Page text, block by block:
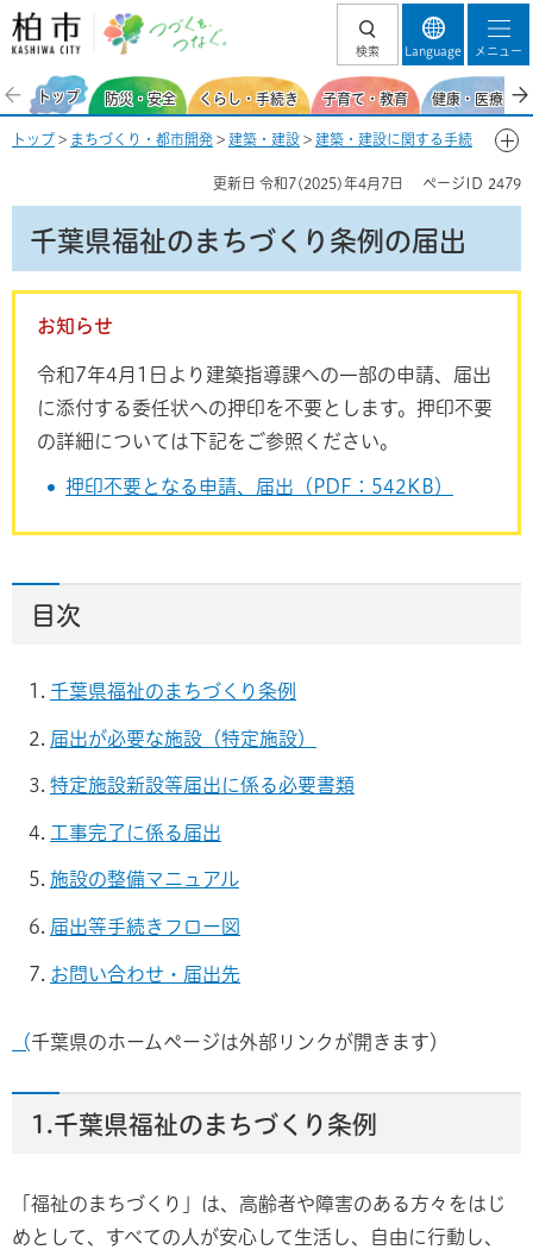
柏市 つづくを、
検索 Language メニュー
トップ 防災・安全 くらし・手続き 子育て・教育 健康・医療・
トップ > まちづくり・都市開発 > 建築・建設 > 建築・建設に関する手続
更新日 令和7(2025)年4月7日 ページID 2479
千葉県福祉のまちづくり条例の届出
お知らせ
令和7年4月1日より建築指導課への一部の申請、届出
に添付する委任状への押印を不要とします。押印不要
の詳細については下記をご参照ください。
押印不要となる申請、届出（PDF：542KB）
目次
千葉県福祉のまちづくり条例
届出が必要な施設（特定施設）
特定施設新設等届出に係る必要書類
工事完了に係る届出
施設の整備マニュアル
届出等手続きフロー図
お問い合わせ・届出先
​​​​​​​（千葉県のホームページは外部リンクが開きます）
1.千葉県福祉のまちづくり条例
「福祉のまちづくり」は、高齢者や障害のある方々をはじ
めとして、すべての人が安心して生活し、自由に行動し、